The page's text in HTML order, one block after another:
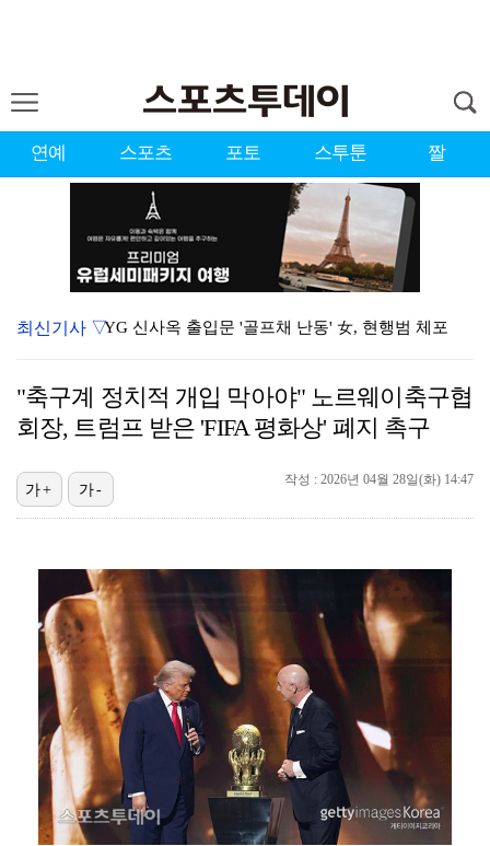
연예 스포츠 포토 스투툰 짤
YG 신사옥 출입문 '골프채 난동' 女, 현행범 체포
'리틀 김연경' 손서연 28점 폭발…U17 여자배구, …
[ST포토] 문정민, 자신감 가득
[ST포토] 최예림, 기분 좋은 브이
[ST포토] 고지우, 신중한 퍼팅
[ST포토] 노승희, 그린으로 간자
[ST포토] 홍진영2, '얼음주머니' 폭염 준비 끝
최신기사 ▽
"축구계 정치적 개입 막아야" 노르웨이축구협
회장, 트럼프 받은 'FIFA 평화상' 폐지 촉구
작성 : 2026년 04월 28일(화) 14:47
가+ 가-